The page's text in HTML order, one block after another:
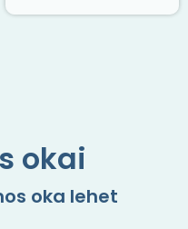
okai
oka lehet